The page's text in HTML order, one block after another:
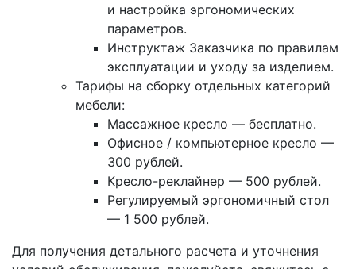
и настройка эргономических
параметров.
Инструктаж Заказчика по правилам
эксплуатации и уходу за изделием.
Тарифы на сборку отдельных категорий
мебели:
Массажное кресло — бесплатно.
Офисное / компьютерное кресло —
300 рублей.
Кресло-реклайнер — 500 рублей.
Регулируемый эргономичный стол
— 1 500 рублей.
Для получения детального расчета и уточнения